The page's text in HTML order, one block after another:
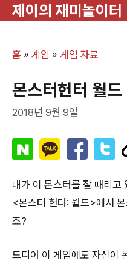
제이의 재미놀이터
홈 » 게임 » 게임 자료
몬스터헌터 월
2018년 9월 9일
내가 이 몬스터를 잘 때리고
<몬스터 헌터: 월드>에서
죠?
드디어 이 게임에도 자신이